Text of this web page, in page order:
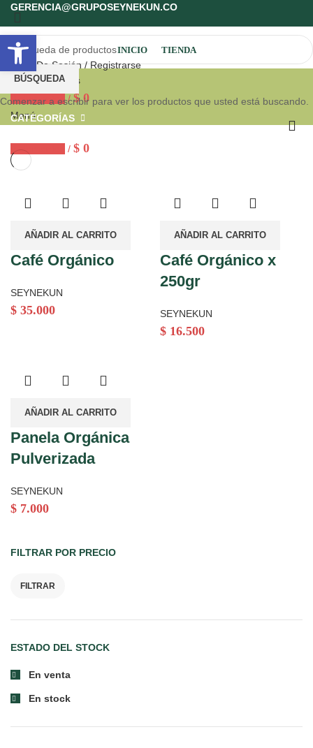
GERENCIA@GRUPOSEYNEKUN.CO
INICIO TIENDA
Inicio De Sesión / Registrarse
Lista de deseos
0elementos / $0
Menú
0 elementos / $ 0
Tienda
CATEGORÍAS
FILTRAR POR PRECIO
FILTRAR
ESTADO DEL STOCK
En venta
En stock
AÑADIR AL CARRITO
Café Orgánico
SEYNEKUN
$ 35.000
AÑADIR AL CARRITO
Café Orgánico x
250gr
SEYNEKUN
$ 16.500
AÑADIR AL CARRITO
Panela Orgánica
Pulverizada
SEYNEKUN
$ 7.000
BÚSQUEDA
Comenzar a escribir para ver los productos que usted está buscando.
Abrir barra de herramientas